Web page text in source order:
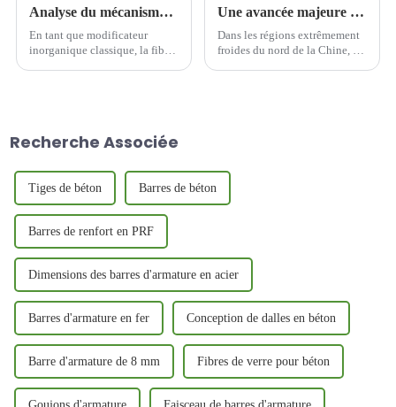
Analyse du mécanisme d'action des fibres de basalte
En tant que modificateur
inorganique classique, la fibre
défauts de l'asphalte lui-même,
Une avancée majeure dans la recherche sur la résistance au gel du béton de fibres de basalte améliore la durabilité des bâtiments dans les régions froides du Nord.
Dans les régions extrêmement
froides du nord de la Chine, les
Recherche Associée
Tiges de béton Barres de béton
Barres de renfort en PRF
Dimensions des barres d'armature en acier
Barres d'armature en fer Conception de dalles en béton
Barre d'armature de 8 mm Fibres de verre pour béton